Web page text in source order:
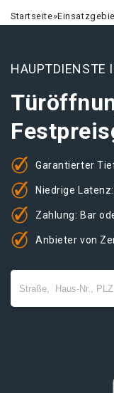
Startseite»
HAUPTDIENSTE
Garantierter
Niedrige
Zahlung: Bar
Anbieter von